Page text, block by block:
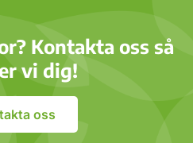
Kontakta oss så
vi dig!
oss